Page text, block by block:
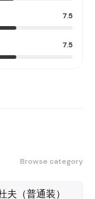
7.5
7.5
Browse category